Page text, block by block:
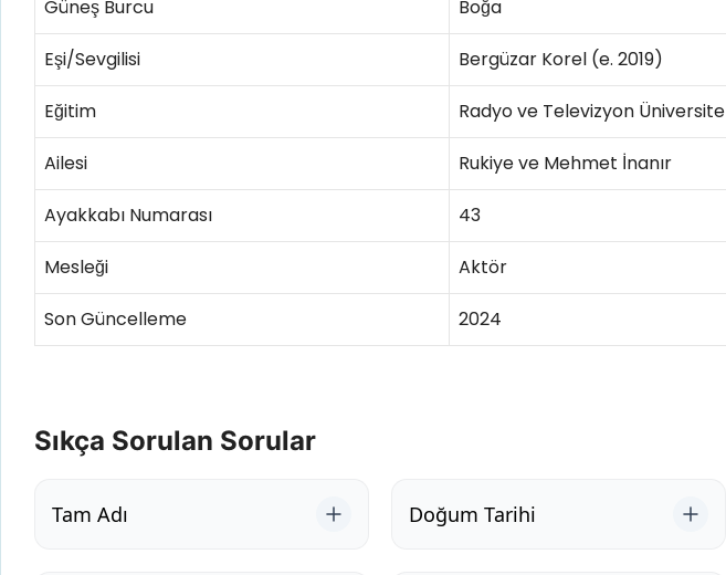
Güneş Burcu Boğa
Eşi/Sevgilisi Bergüzar Korel (e. 2019)
Eğitim Radyo ve Televizyon Üniversite
Ailesi Rukiye ve Mehmet İnanır
Ayakkabı Numarası 43
Mesleği Aktör
Son Güncelleme 2024
Sıkça Sorulan Sorular
Tam Adı Doğum Tarihi